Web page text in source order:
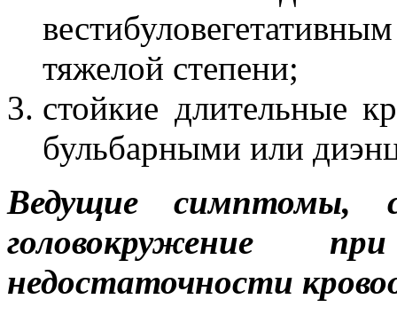
тяжелой степени;
стойкие длительные
бульбарными или
Ведущие симптомы,
головокружение при
недостаточности